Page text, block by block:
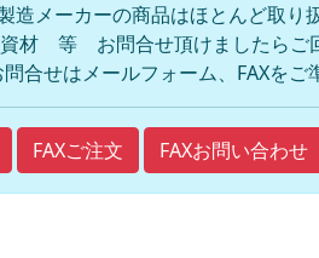
造メーカーの商品はほとんど取り
等 お問合せ頂けましたらご回
合せはメールフォーム、FAXをご
FAXご注文 FAXお問い合わせ